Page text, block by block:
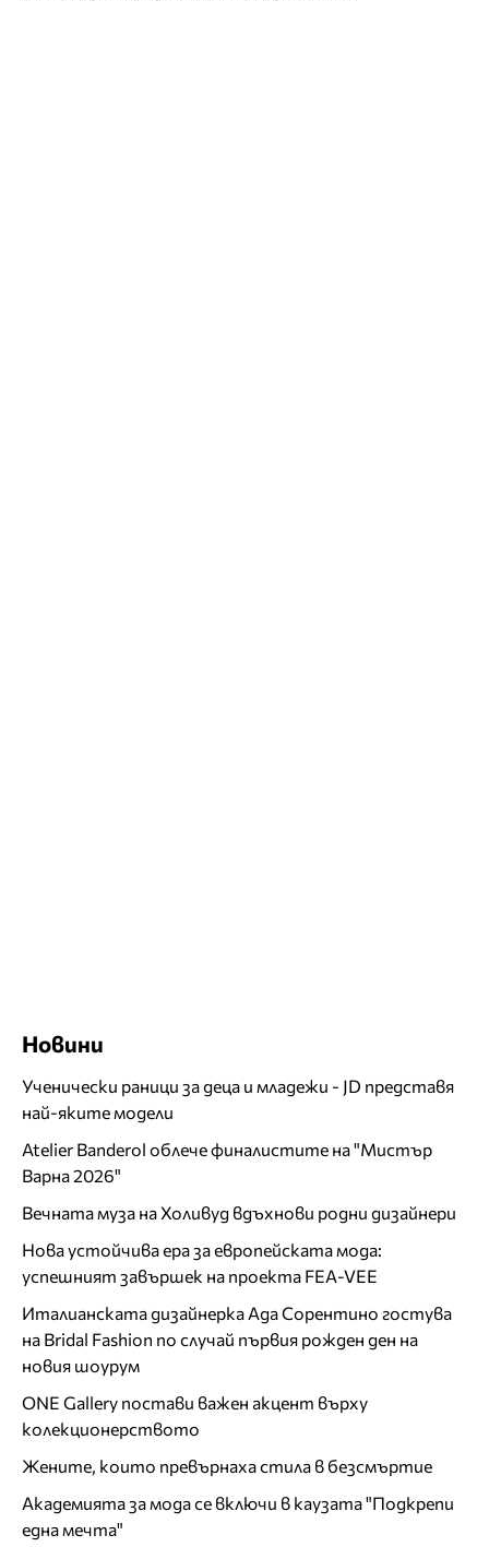
Новини
Ученически раници за деца и младежи - JD представя
най-яките модели
Atelier Banderol облече финалистите на "Мистър
Варна 2026"
Вечната муза на Холивуд вдъхнови родни дизайнери
Нова устойчива ера за европейската мода:
успешният завършек на проекта FEA-VEE
Италианската дизайнерка Ада Сорентино гостува
на Bridal Fashion по случай първия рожден ден на
новия шоурум
ONE Gallery постави важен акцент върху
колекционерството
Жените, които превърнаха стила в безсмъртие
Академията за мода се включи в каузата "Подкрепи
една мечта"